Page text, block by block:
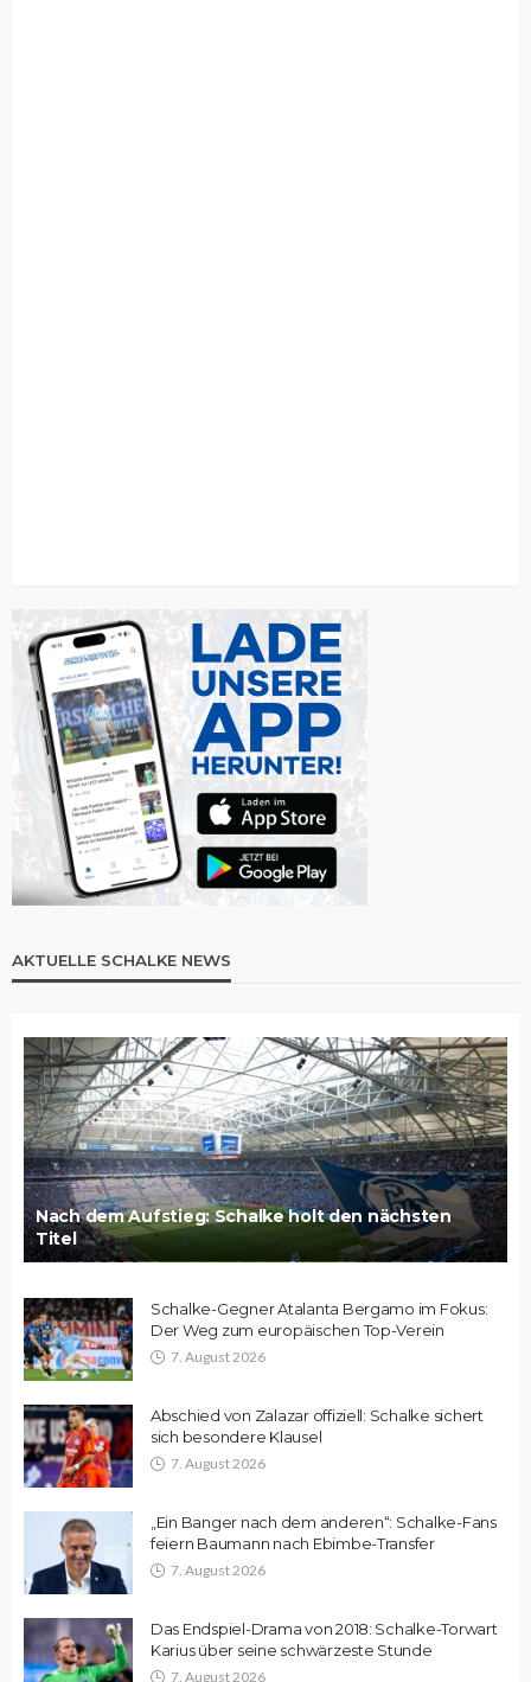
AKTUELLE SCHALKE NEWS
Nach dem Aufstieg: Schalke holt den nächsten
Titel
Schalke-Gegner Atalanta Bergamo im Fokus:
Der Weg zum europäischen Top-Verein
7. August 2026
Abschied von Zalazar offiziell: Schalke sichert
sich besondere Klausel
7. August 2026
„Ein Banger nach dem anderen“: Schalke-Fans
feiern Baumann nach Ebimbe-Transfer
7. August 2026
Das Endspiel-Drama von 2018: Schalke-Torwart
Karius über seine schwärzeste Stunde
7. August 2026